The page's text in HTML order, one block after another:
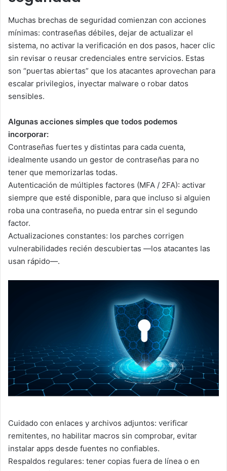
Muchas brechas de seguridad comienzan con acciones
mínimas: contraseñas débiles, dejar de actualizar el
sistema, no activar la verificación en dos pasos, hacer clic
sin revisar o reusar credenciales entre servicios. Estas
son “puertas abiertas” que los atacantes aprovechan para
escalar privilegios, inyectar malware o robar datos
sensibles.
Algunas acciones simples que todos podemos
incorporar:
Contraseñas fuertes y distintas para cada cuenta,
idealmente usando un gestor de contraseñas para no
tener que memorizarlas todas.
Autenticación de múltiples factores (MFA / 2FA): activar
siempre que esté disponible, para que incluso si alguien
roba una contraseña, no pueda entrar sin el segundo
factor.
Actualizaciones constantes: los parches corrigen
vulnerabilidades recién descubiertas —los atacantes las
usan rápido—.
Cuidado con enlaces y archivos adjuntos: verificar
remitentes, no habilitar macros sin comprobar, evitar
instalar apps desde fuentes no confiables.
Respaldos regulares: tener copias fuera de línea o en